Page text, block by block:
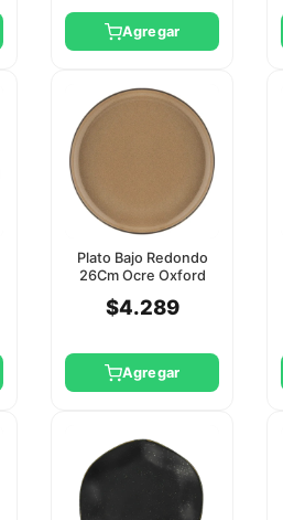
Agregar
Plato Bajo Redondo
26Cm Ocre Oxford
$4.289
Agregar